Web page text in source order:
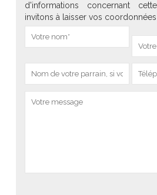
d'informations concernant
invitons à laisser vos